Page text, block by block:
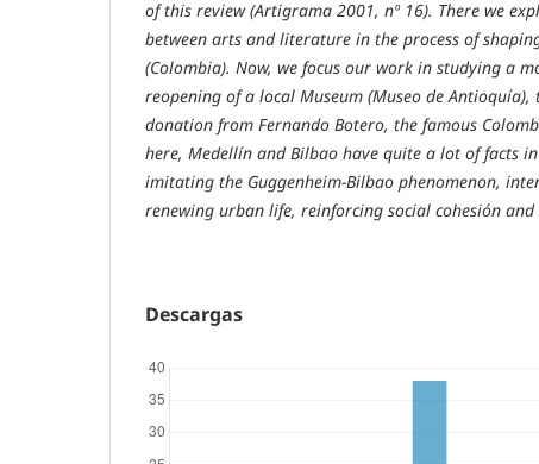
of this review (Artigrama 2001, nº 16). There we
between arts and literature in the process of
(Colombia). Now, we focus our work in studying a
reopening of a local Museum (Museo de
donation from Fernando Botero, the famous
here, Medellín and Bilbao have quite a lot of facts
imitating the Guggenheim-Bilbao phenomenon,
renewing urban life, reinforcing social cohesión and
Descargas